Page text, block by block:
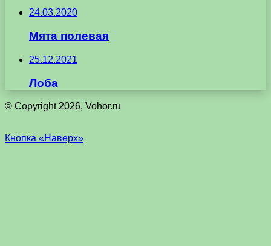
24.03.2020
Мята полевая
25.12.2021
Лоба
© Copyright 2026, Vohor.ru
Кнопка «Наверх»